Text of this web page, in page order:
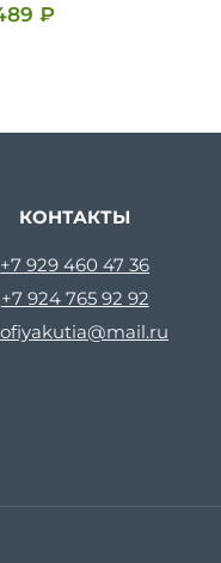
₽
КОНТАКТЫ
+7 929 460 47 36
+7 924 765 92 92